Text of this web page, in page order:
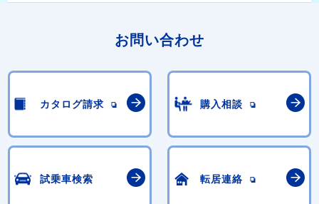
お問い合わせ
カタログ請求 購入相談
試乗車検索 転居連絡